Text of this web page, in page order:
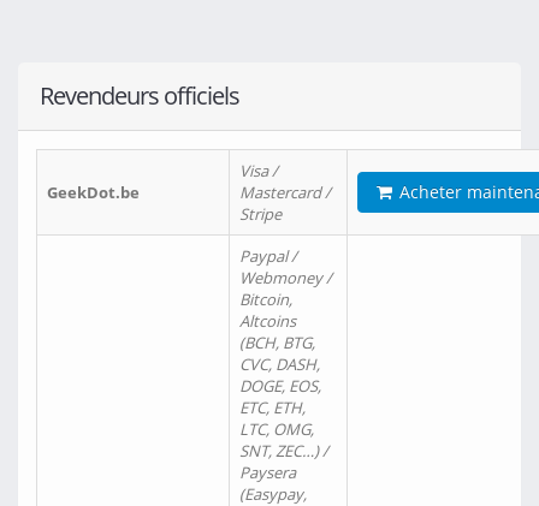
Revendeurs officiels
GeekDot.be
Visa /
Mastercard /
Stripe
Acheter
Paypal /
Webmoney /
Bitcoin,
Altcoins
(BCH, BTG,
CVC, DASH,
DOGE, EOS,
ETC, ETH,
LTC, OMG,
SNT, ZEC…) /
Paysera
(Easypay,